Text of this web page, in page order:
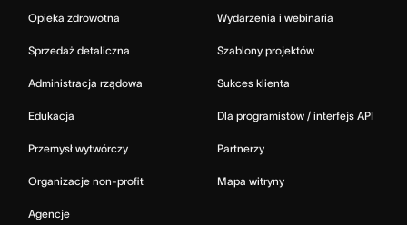
Opieka zdrowotna
Sprzedaż detaliczna
Administracja rządowa
Edukacja
Przemysł wytwórczy
Organizacje non-profit
Agencje
Wydarzenia i webinaria
Szablony projektów
Sukces klienta
Dla programistów / interfejs API
Partnerzy
Mapa witryny